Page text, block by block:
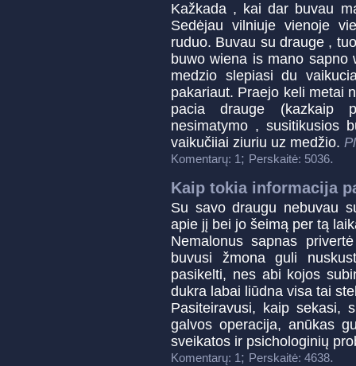
Kažkada , kai dar buvau
Sedėjau vilniuje vienoje
ruduo. Buvau su drauge ,
buwo wiena is mano
medzio slepiasi du
pakariaut. Praejo keli metai
pacia drauge (kazkaip
nesimatymo , susitikusios
vaikučiiai ziuriu uz medžio.
Komentarų: 1; Perskaitė: 5036.
Kaip tokia informacija
Su savo draugu nebuvau
apie jį bei jo šeimą per tą
Nemalonus sapnas
buvusi žmona guli
pasikelti, nes abi kojos
dukra labai liūdna visa tai
Pasiteiravusi, kaip sekasi,
galvos operacija, anūkas
sveikatos ir psichologinių
Komentarų: 1; Perskaitė: 4638.